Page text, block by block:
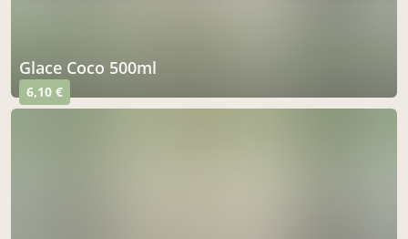
Glace Coco 500ml
6,10 €